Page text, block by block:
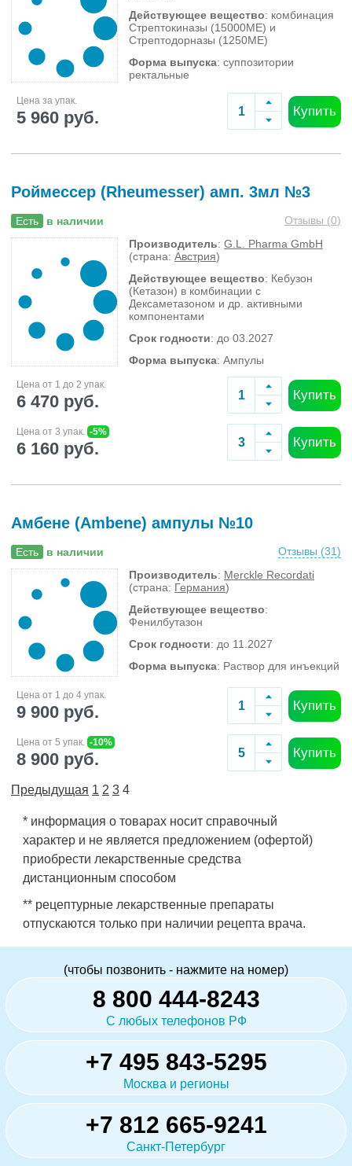
Действующее вещество: комбинация
Стрептокиназы (15000МЕ) и
Стрептодорназы (1250МЕ)
Форма выпуска: суппозитории
ректальные
Цена за упак.
5 960 руб. Купить
Роймессер (Rheumesser) амп. 3мл №3
Есть в наличии Отзывы (0)
Производитель: G.L. Pharma GmbH
(страна: Австрия)
Действующее вещество: Кебузон
(Кетазон) в комбинации с
Дексаметазоном и др. активными
компонентами
Срок годности: до 03.2027
Форма выпуска: Ампулы
Цена от 1 до 2 упак.
6 470 руб. Купить
Цена от 3 упак. -5%
6 160 руб. Купить
Амбене (Ambene) ампулы №10
Есть в наличии Отзывы (31)
Производитель: Merckle Recordati
(страна: Германия)
Действующее вещество:
Фенилбутазон
Срок годности: до 11.2027
Форма выпуска: Раствор для инъекций
Цена от 1 до 4 упак.
9 900 руб. Купить
Цена от 5 упак. -10%
8 900 руб. Купить
Предыдущая 1 2 3 4
* информация о товарах носит справочный
характер и не является предложением (офертой)
приобрести лекарственные средства
дистанционным способом
** рецептурные лекарственные препараты
отпускаются только при наличии рецепта врача.
(чтобы позвонить - нажмите на номер)
8 800 444-8243
С любых телефонов РФ
+7 495 843-5295
Москва и регионы
+7 812 665-9241
Санкт-Петербург